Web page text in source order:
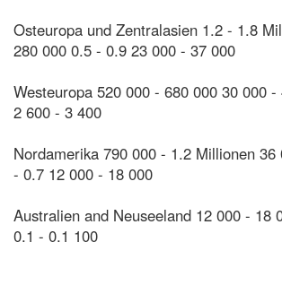
Osteuropa und Zentralasien 1.2 - 1.8
280 000 0.5 - 0.9 23 000 - 37 000
Westeuropa 520 000 - 680 000 30 000
2 600 - 3 400
Nordamerika 790 000 - 1.2 Millionen
- 0.7 12 000 - 18 000
Australien and Neuseeland 12 000 - 18
0.1 - 0.1 100